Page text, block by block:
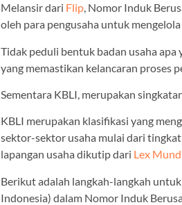
Melansir dari Flip, Nomor Induk
oleh para pengusaha untuk
Tidak peduli bentuk badan usaha
yang memastikan kelancaran proses
Sementara KBLI, merupakan
KBLI merupakan klasifikasi yang
sektor-sektor usaha mulai dari
lapangan usaha dikutip dari Lex
Berikut adalah langkah-langkah untuk
Indonesia) dalam Nomor Induk